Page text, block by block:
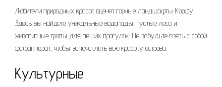
Любители природных красот оценят горные ландшафты Корфу.
Здесь вы найдете уникальные водопады, густые леса и
живописные тропы для пеших прогулок. Не забудьте взять с собой
фотоаппарат, чтобы запечатлеть всю красоту острова.
Культурные